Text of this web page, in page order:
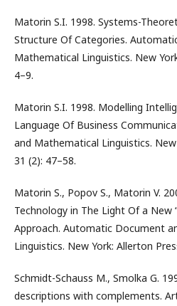
Matorin S.I. 1998. Systems-
Structure Of Categories.
Mathematical Linguistics. New
4–9.
Matorin S.I. 1998. Modelling
Language Of Business
and Mathematical Linguistics.
31 (2): 47–58.
Matorin S., Popov S., Matorin V.
Technology in The Light Of a New
Approach. Automatic Document
Linguistics. New York: Allerton
Schmidt-Schauss M., Smolka G.
descriptions with complements.